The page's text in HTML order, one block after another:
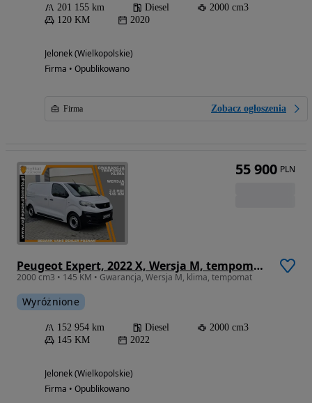
201 155 km Diesel
2000 cm3
120 KM
2020
Jelonek (Wielkopolskie)
Firma • Opublikowano
Firma Zobacz ogłoszenia
Peugeot Expert, 2022 X, Wersja M, tempomat, klima
2000 cm3 • 145 KM • Gwarancja, Wersja M, klima, tempomat
Wyróżnione
152 954 km Diesel
2000 cm3
145 KM
2022
Jelonek (Wielkopolskie)
Firma • Opublikowano
55 900 PLN